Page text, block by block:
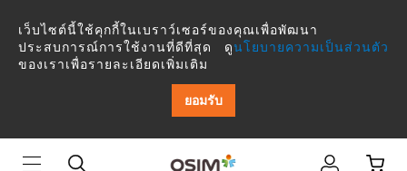
Power
Mall
Paragon
เว็บไซต์นี้ใช้คุกกี้ในเบราว์เซอร์ของคุณเพื่อพัฒนา
ประสบการณ์การใช้งานที่ดีที่สุด ดูนโยบายความเป็นส่วนตัว
ของเราเพื่อรายละเอียดเพิ่มเติม
ยอมรับ